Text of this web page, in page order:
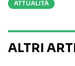
ATTUALITÀ
ALTRI